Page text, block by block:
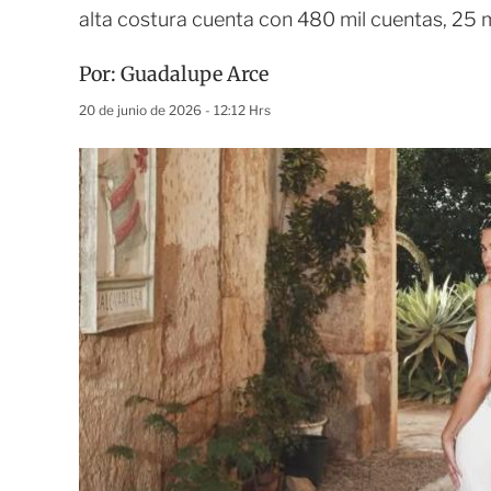
alta costura cuenta con 480 mil cuentas, 25
Por: Guadalupe Arce
20 de junio de 2026 - 12:12 Hrs